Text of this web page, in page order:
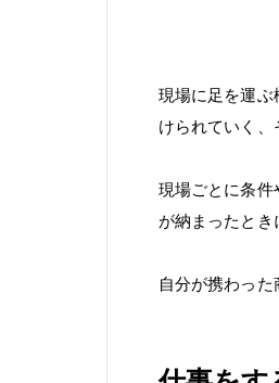
現場に足を運
けられていく、
現場ごとに条
が納まったとき
自分が携わっ